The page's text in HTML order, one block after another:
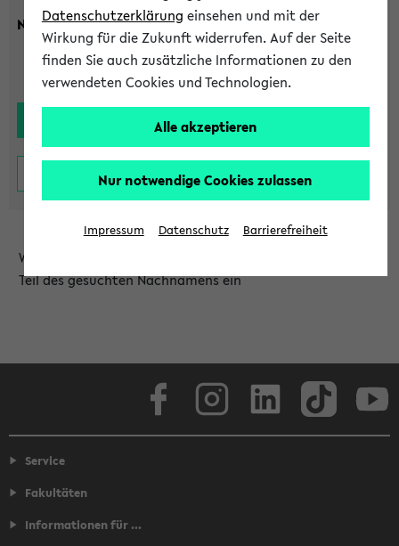
Nachname:
Wählen Sie die Einrichtung aus und/oder geben Sie einen
Teil des gesuchten Nachnamens ein
Service
Fakultäten
Informationen für ...
Datenschutzerklärung einsehen und mit der
Wirkung für die Zukunft widerrufen. Auf der Seite
finden Sie auch zusätzliche Informationen zu den
verwendeten Cookies und Technologien.
Alle akzeptieren
Nur notwendige Cookies zulassen
Impressum Datenschutz Barrierefreiheit